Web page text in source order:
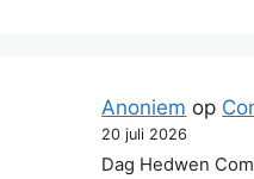
Anoniem op
20 juli 2026
Dag Hedwen